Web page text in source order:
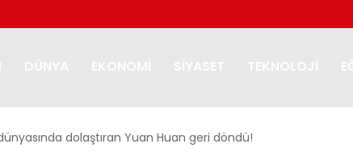
dolaştıran Yuan Huan geri döndü!